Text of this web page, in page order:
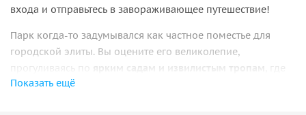
входа и отправьтесь в завораживающее путешествие!
Парк когда-то задумывался как частное поместье для
городской элиты. Вы оцените его великолепие,
прогуливаясь по
ярким садам и извилистым тропам
, где
каждый угол открывает новый сюрприз или потрясающий
Показать ещё